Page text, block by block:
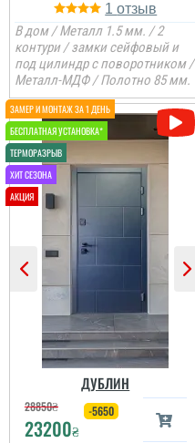
1
В дом / Металл 1.5 мм. / 2
контури / замки сейфовый и
под цилиндр с поворотником /
Металл-МДФ / Полотно 85 мм.
ДУБЛИН
28850₴
23200₴
-5650